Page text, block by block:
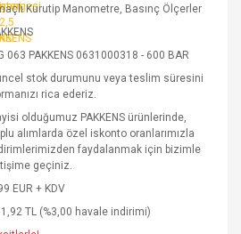
Kurutip Manometre, Basınç Ölçerler
063 PAKKENS 0631000318 - 600 BAR
stok durumunu veya teslim süresini
rica ederiz.
olduğumuz PAKKENS ürünlerinde,
alımlarda özel iskonto oranlarımızla
faydalanmak için bizimle
geçiniz.
EUR + KDV
TL (%3,00 havale indirimi)